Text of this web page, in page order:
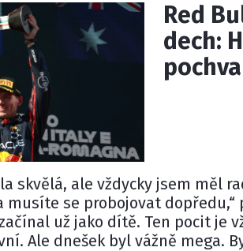
Red
dech:
skvělá, ale vždycky jsem měl
musíte se probojovat dopředu,“
už jako dítě. Ten pocit je
Ale dnešek byl vážně mega.